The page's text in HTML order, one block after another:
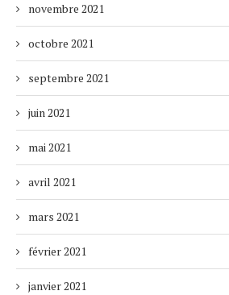
novembre 2021
octobre 2021
septembre 2021
juin 2021
mai 2021
avril 2021
mars 2021
février 2021
janvier 2021